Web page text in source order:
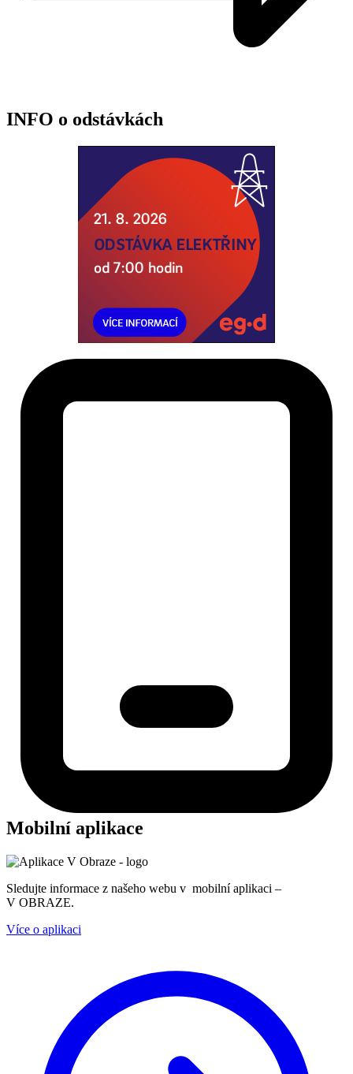
INFO o odstávkách
Mobilní aplikace
Sledujte informace z našeho webu v mobilní aplikaci –
V OBRAZE.
Více o aplikaci